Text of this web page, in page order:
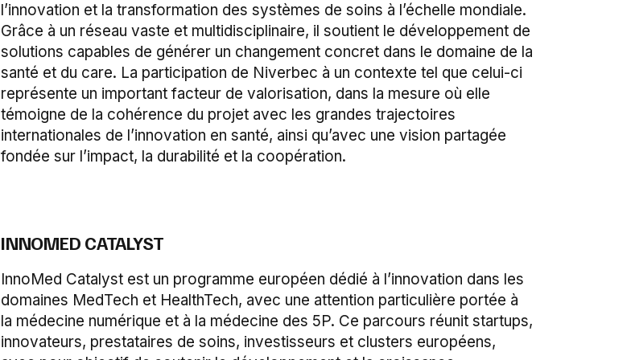
l’innovation et la transformation des systèmes de soins à l’échelle mondiale.
Grâce à un réseau vaste et multidisciplinaire, il soutient le développement de
solutions capables de générer un changement concret dans le domaine de la
santé et du care. La participation de Niverbec à un contexte tel que celui-ci
représente un important facteur de valorisation, dans la mesure où elle
témoigne de la cohérence du projet avec les grandes trajectoires
internationales de l’innovation en santé, ainsi qu’avec une vision partagée
fondée sur l’impact, la durabilité et la coopération.
INNOMED CATALYST
InnoMed Catalyst est un programme européen dédié à l’innovation dans les
domaines MedTech et HealthTech, avec une attention particulière portée à
la médecine numérique et à la médecine des 5P. Ce parcours réunit startups,
innovateurs, prestataires de soins, investisseurs et clusters européens,